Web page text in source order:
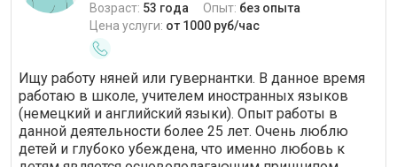
Возраст: 53 года Опыт: без опыта
Цена услуги: от 1000 руб/час
Ищу работу няней или гувернантки. В данное время
работаю в школе, учителем иностранных языков
(немецкий и английский языки). Опыт работы в
данной деятельности более 25 лет. Очень люблю
детей и глубоко убеждена, что именно любовь к